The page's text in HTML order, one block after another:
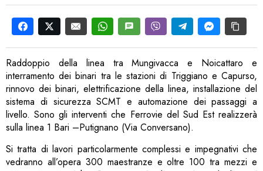
Raddoppio della linea tra Mungivacca e Noicattaro e
interramento dei binari tra le stazioni di Triggiano e Capurso,
rinnovo dei binari, elettrificazione della linea, installazione del
sistema di sicurezza SCMT e automazione dei passaggi a
livello. Sono gli interventi che Ferrovie del Sud Est realizzerà
sulla linea 1 Bari –Putignano (Via Conversano).
Si tratta di lavori particolarmente complessi e impegnativi che
vedranno all’opera 300 maestranze e oltre 100 tra mezzi e